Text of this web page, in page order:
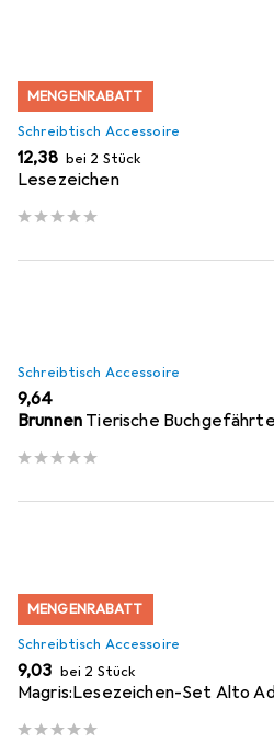
MENGENRABATT
Schreibtisch Accessoire
EUR
12,38 bei 2 Stück
Lesezeichen
Schreibtisch Accessoire
EUR
9,64
Brunnen Tierische
MENGENRABATT
Schreibtisch Accessoire
EUR
9,03 bei 2 Stück
Magris:Lesezeichen-Set Alto